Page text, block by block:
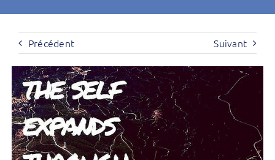
Précédent Suivant